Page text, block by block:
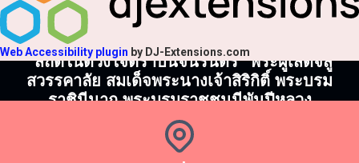
Web Accessibility plugin by DJ-Extensions.com
"สถิตในดวงใจตราบนิจนิรันดร์" พระผู้เสด็จสู่
สวรรคาลัย สมเด็จพระนางเจ้าสิริกิติ์ พระบรม
ราชินีนาถ พระบรมราชชนนีพันปีหลวง